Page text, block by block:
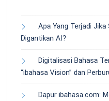
Apa Yang Terjadi
Digantikan AI?
Digitalisasi Bahasa
“ibahasa Vision” dan
Dapur ibahasa.com: